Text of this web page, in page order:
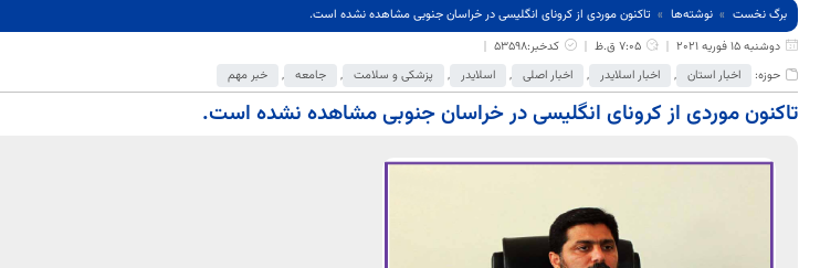
برگ نخست نوشته‌ها
تاکنون موردی از کرونای انگلیسی در خراسان جنوبی مشاهده نشده است.
دوشنبه 15 فوریه 2021
7:05 ق.ظ
کدخبر:53598
حوزه:
اخبار استان , اخبار اسلایدر , اخبار اصلی , اسلایدر , پزشکی و سلامت , جامعه , خبر مهم
تاکنون موردی از کرونای انگلیسی در خراسان جنوبی مشاهده نشده است.